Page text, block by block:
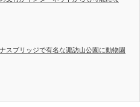
スブリッジで有名な諏訪山公園に動物園